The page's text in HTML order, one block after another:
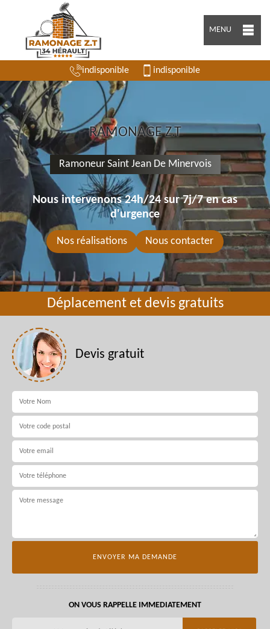
MENU
indisponible indisponible
RAMONAGE Z.T
Ramoneur Saint Jean De Minervois
Nous intervenons 24h/24 sur 7j/7 en cas
d'urgence
Nos réalisations Nous contacter
Déplacement et devis gratuits
Devis gratuit
ON VOUS RAPPELLE IMMEDIATEMENT